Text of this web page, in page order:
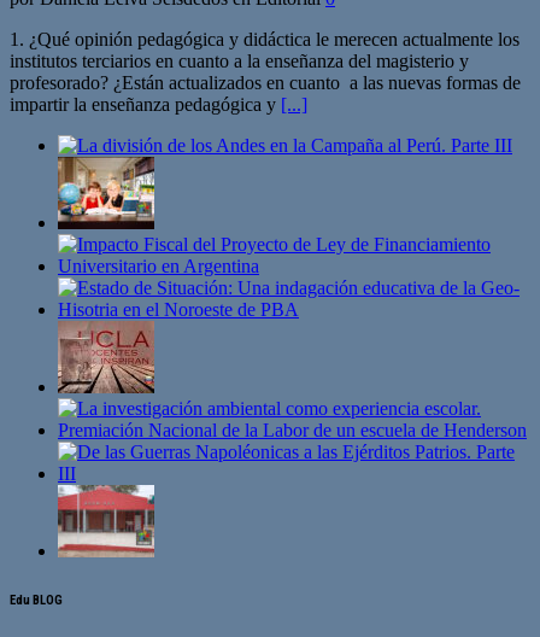
1. ¿Qué opinión pedagógica y didáctica le merecen actualmente los
institutos terciarios en cuanto a la enseñanza del magisterio y
profesorado? ¿Están actualizados en cuanto a las nuevas formas de
impartir la enseñanza pedagógica y [...]
Edu BLOG